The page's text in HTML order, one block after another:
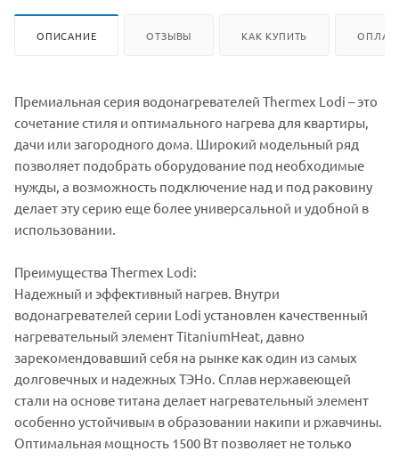
ОПИСАНИЕ ОТЗЫВЫ КАК КУПИТЬ
Премиальная серия водонагревателей Thermex Lodi – это
сочетание стиля и оптимального нагрева для квартиры,
дачи или загородного дома. Широкий модельный ряд
позволяет подобрать оборудование под необходимые
нужды, а возможность подключение над и под раковину
делает эту серию еще более универсальной и удобной в
использовании.
Преимущества Thermex Lodi:
Надежный и эффективный нагрев. Внутри
водонагревателей серии Lodi установлен качественный
нагревательный элемент TitaniumHeat, давно
зарекомендовавший себя на рынке как один из самых
долговечных и надежных ТЭНо. Сплав нержавеющей
стали на основе титана делает нагревательный элемент
особенно устойчивым в образовании накипи и ржавчины.
Оптимальная мощность 1500 Вт позволяет не только